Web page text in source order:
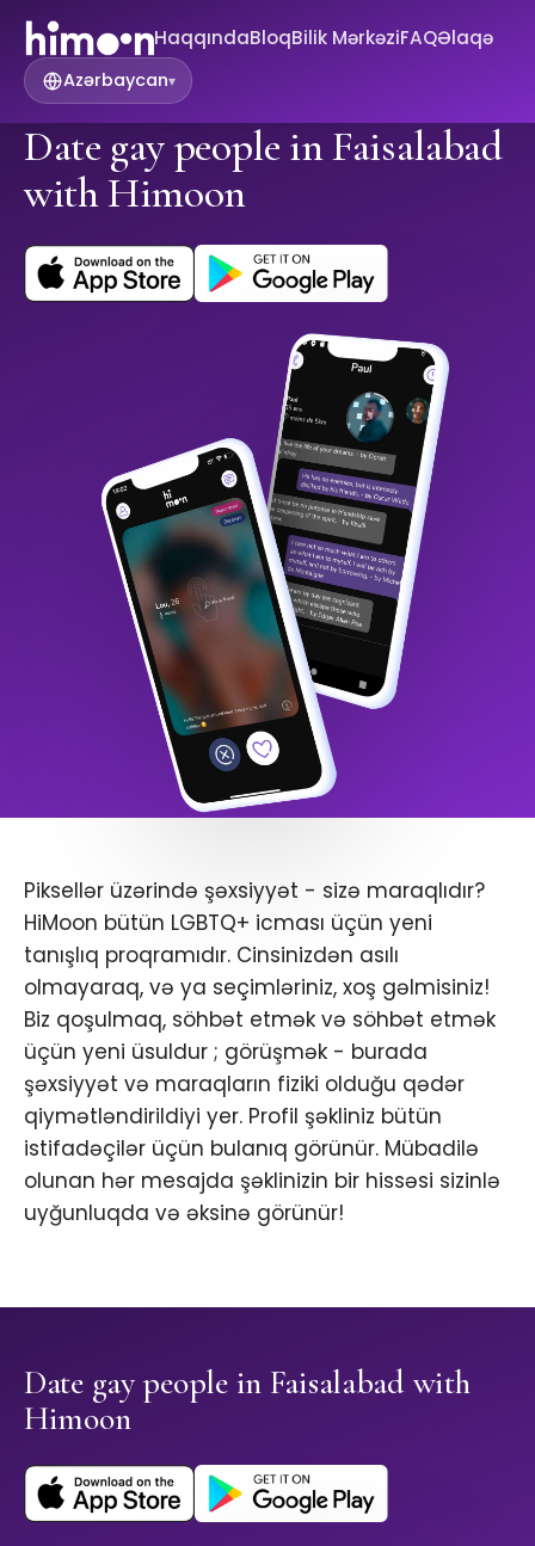
HaqqındaBloqBilik MərkəziFAQƏlaqə
Azərbaycan▾
Date gay people in Faisalabad
with Himoon
Piksellər üzərində şəxsiyyət - sizə maraqlıdır?
HiMoon bütün LGBTQ+ icması üçün yeni
tanışlıq proqramıdır. Cinsinizdən asılı
olmayaraq, və ya seçimləriniz, xoş gəlmisiniz!
Biz qoşulmaq, söhbət etmək və söhbət etmək
üçün yeni üsuldur ; görüşmək - burada
şəxsiyyət və maraqların fiziki olduğu qədər
qiymətləndirildiyi yer. Profil şəkliniz bütün
istifadəçilər üçün bulanıq görünür. Mübadilə
olunan hər mesajda şəklinizin bir hissəsi sizinlə
uyğunluqda və əksinə görünür!
Date gay people in Faisalabad with
Himoon